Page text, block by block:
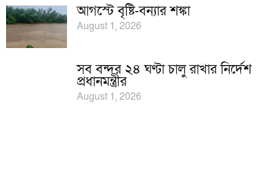
আগস্টে বৃষ্টি-বন্যার শঙ্কা
August 1, 2026
সব বন্দর ২৪ ঘণ্টা চালু রাখার নির্দেশ
প্রধানমন্ত্রীর
August 1, 2026